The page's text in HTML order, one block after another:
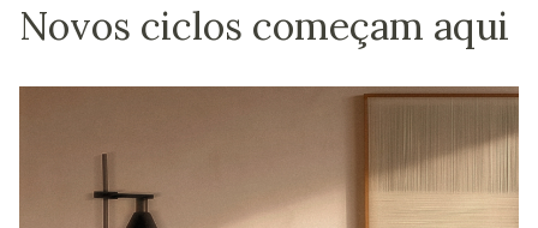
Novos ciclos começam aqui